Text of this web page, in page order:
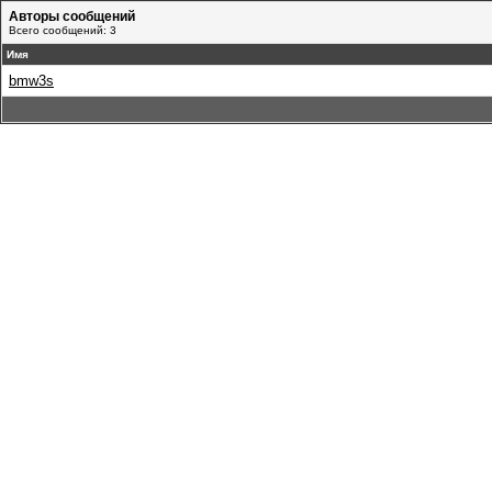
Авторы сообщений
Всего сообщений: 3
Имя
bmw3s